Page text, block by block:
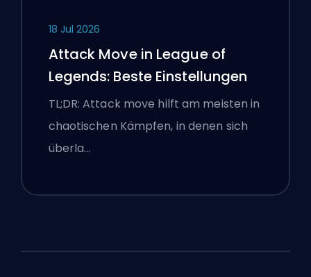
18 Jul 2026
Attack Move in League of
Legends: Beste Einstellungen
TL;DR: Attack move hilft am meisten in
chaotischen Kämpfen, in denen sich
überla…